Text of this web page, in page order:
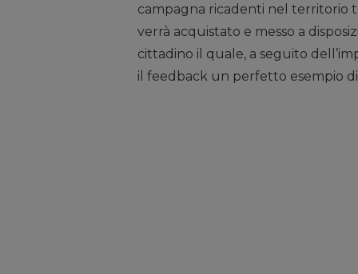
campagna ricadenti nel territorio
verrà acquistato e messo a
cittadino il quale, a seguito
il feedback un perfetto esempio